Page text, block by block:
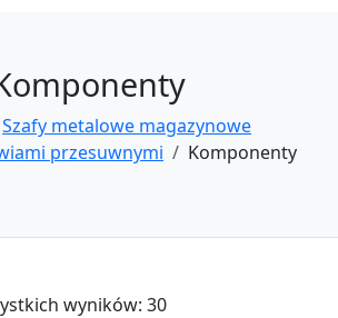
Szafy metalowe magazynowe
przesuwnymi
Komponenty
wyników: 30